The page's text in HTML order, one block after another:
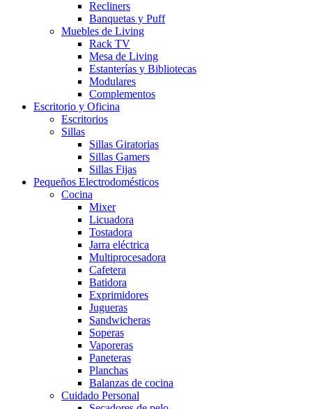
Recliners
Banquetas y Puff
Muebles de Living
Rack TV
Mesa de Living
Estanterías y Bibliotecas
Modulares
Complementos
Escritorio y Oficina
Escritorios
Sillas
Sillas Giratorias
Sillas Gamers
Sillas Fijas
Pequeños Electrodomésticos
Cocina
Mixer
Licuadora
Tostadora
Jarra eléctrica
Multiprocesadora
Cafetera
Batidora
Exprimidores
Jugueras
Sandwicheras
Soperas
Vaporeras
Paneteras
Planchas
Balanzas de cocina
Cuidado Personal